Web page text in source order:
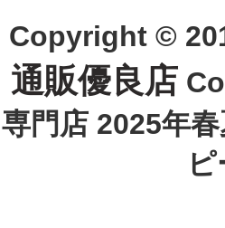
Copyright ©
通販優良店
専門店 2025年